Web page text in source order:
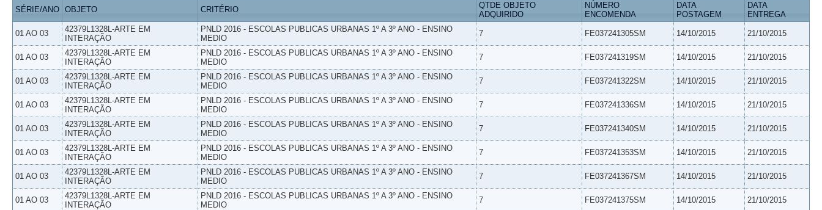
SÉRIE/ANO OBJETO CRITÉRIO
QTDE OBJETO
ADQUIRIDO
NÚMERO
ENCOMENDA
DATA
POSTAGEM
DATA
ENTREGA
01 AO 03
42379L1328L-ARTE EM
INTERAÇÃO
PNLD 2016 - ESCOLAS PUBLICAS URBANAS 1º A 3º ANO - ENSINO
MEDIO
7 FE037241305SM 14/10/2015 21/10/2015
01 AO 03
42379L1328L-ARTE EM
INTERAÇÃO
PNLD 2016 - ESCOLAS PUBLICAS URBANAS 1º A 3º ANO - ENSINO
MEDIO
7 FE037241319SM 14/10/2015 21/10/2015
01 AO 03
42379L1328L-ARTE EM
INTERAÇÃO
PNLD 2016 - ESCOLAS PUBLICAS URBANAS 1º A 3º ANO - ENSINO
MEDIO
7 FE037241322SM 14/10/2015 21/10/2015
01 AO 03
42379L1328L-ARTE EM
INTERAÇÃO
PNLD 2016 - ESCOLAS PUBLICAS URBANAS 1º A 3º ANO - ENSINO
MEDIO
7 FE037241336SM 14/10/2015 21/10/2015
01 AO 03
42379L1328L-ARTE EM
INTERAÇÃO
PNLD 2016 - ESCOLAS PUBLICAS URBANAS 1º A 3º ANO - ENSINO
MEDIO
7 FE037241340SM 14/10/2015 21/10/2015
01 AO 03
42379L1328L-ARTE EM
INTERAÇÃO
PNLD 2016 - ESCOLAS PUBLICAS URBANAS 1º A 3º ANO - ENSINO
MEDIO
7 FE037241353SM 14/10/2015 21/10/2015
01 AO 03
42379L1328L-ARTE EM
INTERAÇÃO
PNLD 2016 - ESCOLAS PUBLICAS URBANAS 1º A 3º ANO - ENSINO
MEDIO
7 FE037241367SM 14/10/2015 21/10/2015
01 AO 03
42379L1328L-ARTE EM
INTERAÇÃO
PNLD 2016 - ESCOLAS PUBLICAS URBANAS 1º A 3º ANO - ENSINO
MEDIO
7 FE037241375SM 14/10/2015 21/10/2015